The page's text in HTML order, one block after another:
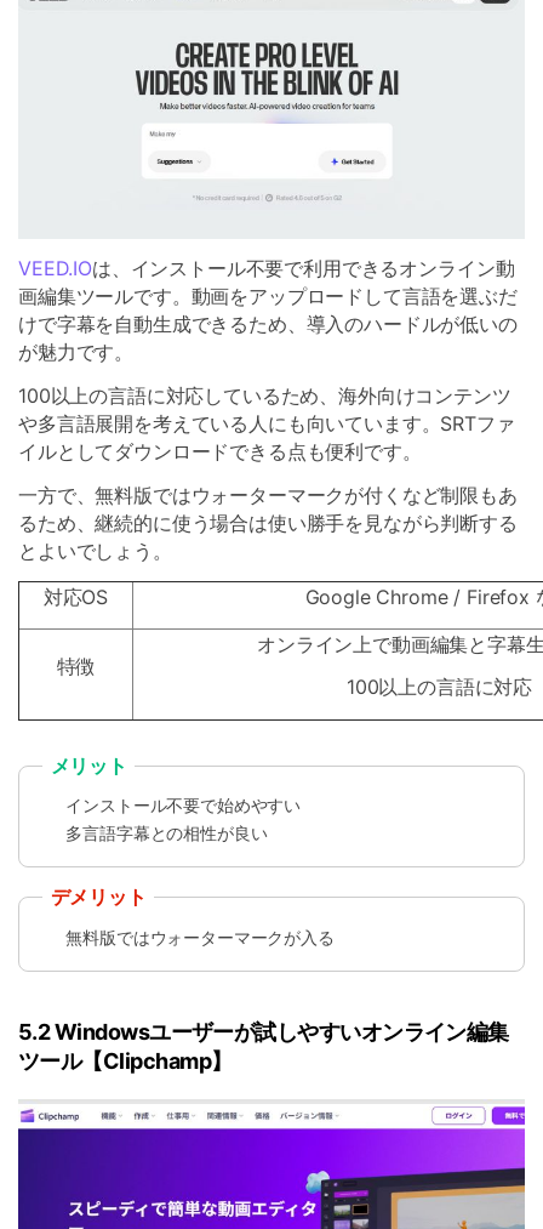
VEED.IOは、インストール不要で利用できるオンライン動
画編集ツールです。動画をアップロードして言語を選ぶだ
けで字幕を自動生成できるため、導入のハードルが低いの
が魅力です。
100以上の言語に対応しているため、海外向けコンテンツ
や多言語展開を考えている人にも向いています。SRTファ
イルとしてダウンロードできる点も便利です。
一方で、無料版ではウォーターマークが付くなど制限もあ
るため、継続的に使う場合は使い勝手を見ながら判断する
とよいでしょう。
対応OS
Google Chrome / Firefox
特徴
オンライン上で動画編集と字幕
100以上の言語に対応
メリット
インストール不要で始めやすい
多言語字幕との相性が良い
デメリット
無料版ではウォーターマークが入る
5.2 Windowsユーザーが試しやすいオンライン編集
ツール【Clipchamp】